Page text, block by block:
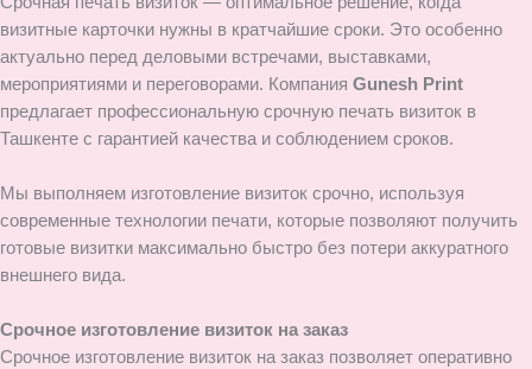
визитные карточки нужны в кратчайшие сроки. Это особенно
актуально перед деловыми встречами, выставками,
мероприятиями и переговорами. Компания Gunesh Print
предлагает профессиональную срочную печать визиток в
Ташкенте с гарантией качества и соблюдением сроков.
Мы выполняем изготовление визиток срочно, используя
современные технологии печати, которые позволяют получить
готовые визитки максимально быстро без потери аккуратного
внешнего вида.
Срочное изготовление визиток на заказ
Срочное изготовление визиток на заказ позволяет оперативно